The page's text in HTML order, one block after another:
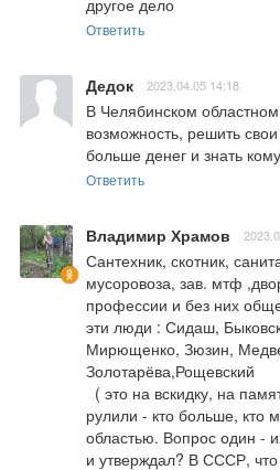
Ответить
Дедок 2023.04.05 14:18
В Челябинском
возможность, решить
больше денег и знать
Ответить
Владимир Храмов
Сантехник, скотник,
мусоровоза, зав. мтф
профессии и без них
эти люди : Сидаш,
Мирющенко, Зюзин,
Золотарёва,Рощевский
рулили - кто больше, кто
областью. Вопрос один -
и утверждал? В СССР,